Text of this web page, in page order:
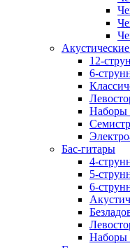
12-
6-
Наборы
Бас-гитары
4-
5-
6-
Наборы